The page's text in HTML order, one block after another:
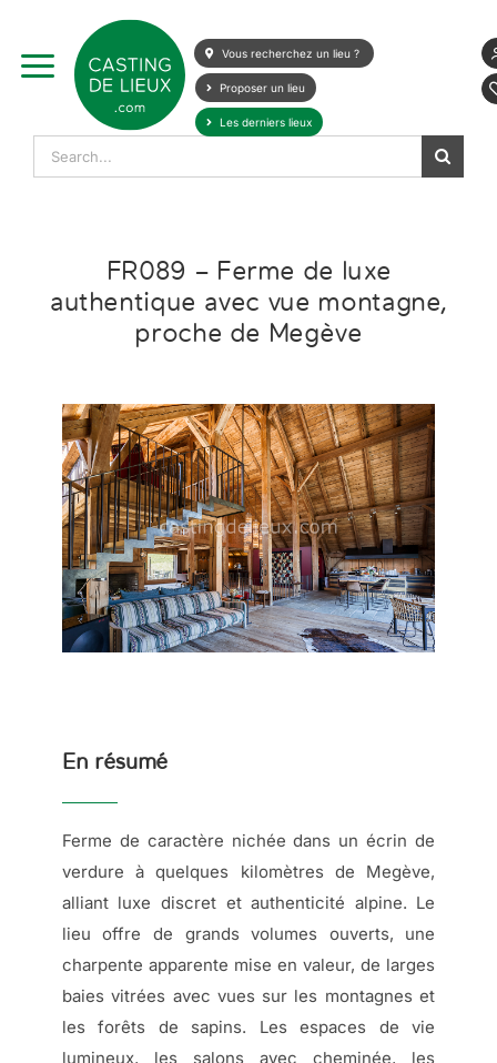
content
Vous recherchez un lieu ?
Proposer un lieu
Les derniers lieux
Search
for:
FR089 – Ferme de luxe
authentique avec vue montagne,
proche de Megève
En résumé
Ferme de caractère nichée dans un écrin de
verdure à quelques kilomètres de Megève,
alliant luxe discret et authenticité alpine. Le
lieu offre de grands volumes ouverts, une
charpente apparente mise en valeur, de larges
baies vitrées avec vues sur les montagnes et
les forêts de sapins. Les espaces de vie
lumineux, les salons avec cheminée, les